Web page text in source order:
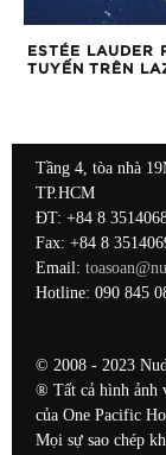
ESTÉE LAUDER
TUYẾN TRÊN
Tầng 4, tòa nhà
TP.HCM
ĐT: +84 8
Fax: +84 8
Email:
Hotline: 090 845
© 2008 - 2023
® Tất cả hình ảnh
của One Pacific
Mọi sự sao chép